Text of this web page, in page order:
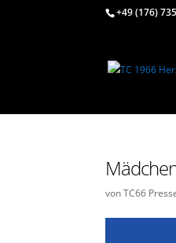
+49 (176)
vonTC66